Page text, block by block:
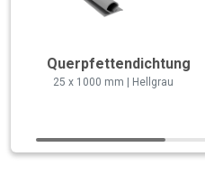
Querpfettendichtung
25 x 1000 mm | Hellgrau